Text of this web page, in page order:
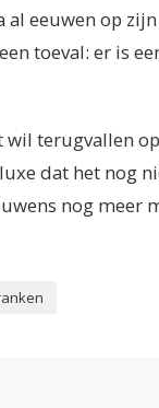
eeuwen op
toeval: er is
terugvallen
dat het nog
nog meer